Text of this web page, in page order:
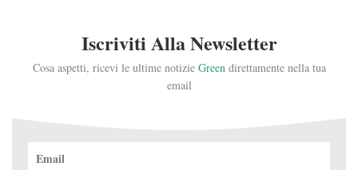
Iscriviti Alla Newsletter
Cosa aspetti, ricevi le ultime notizie Green direttamente nella tua
email